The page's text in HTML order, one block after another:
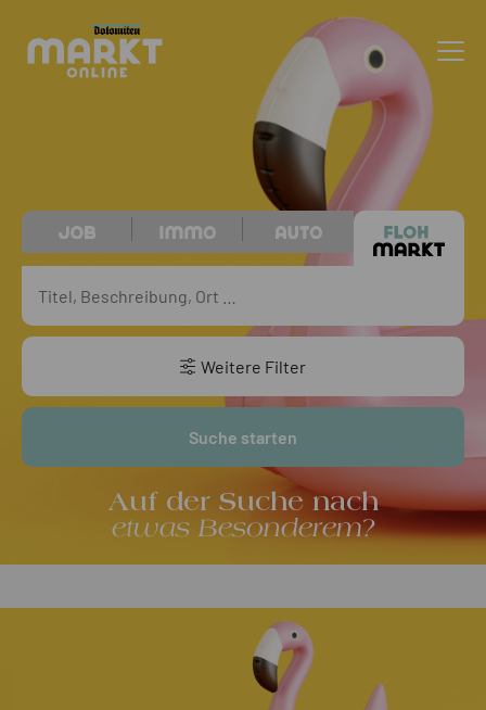
Auf der Suche nach
etwas Besonderem?
Weitere Filter
Suche starten